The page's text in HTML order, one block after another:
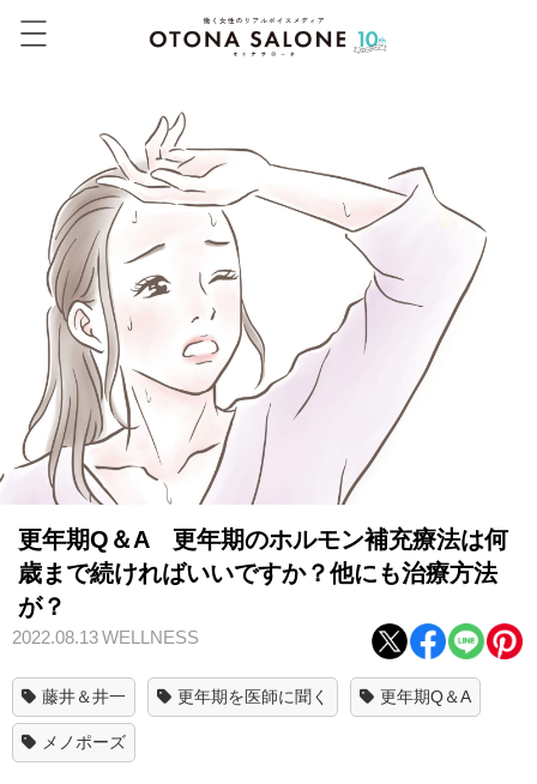
更年期Q＆A 更年期のホルモン補充療法は何
歳まで続ければいいですか？他にも治療方法
が？
2022.08.13WELLNESS
藤井＆井一 更年期を医師に聞く 更年期Q＆A
メノポーズ